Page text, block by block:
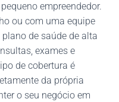
empreendedor.
ou com uma equipe
de saúde de alta
exames e
de cobertura é
da própria
o seu negócio em